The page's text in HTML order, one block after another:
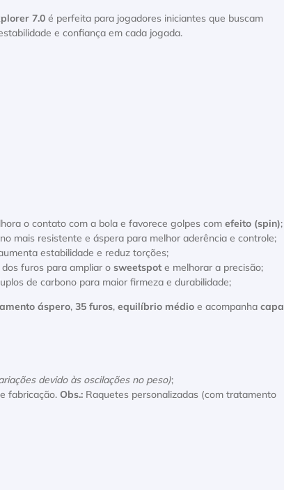
7.0 é perfeita para jogadores iniciantes que buscam
e confiança em cada jogada.
o contato com a bola e favorece golpes com efeito (spin);
mais resistente e áspera para melhor aderência e controle;
estabilidade e reduz torções;
furos para ampliar o sweetspot e melhorar a precisão;
de carbono para maior firmeza e durabilidade;
áspero, 35 furos, equilíbrio médio e acompanha capa
devido às oscilações no peso);
fabricação. Obs.: Raquetes personalizadas (com tratamento